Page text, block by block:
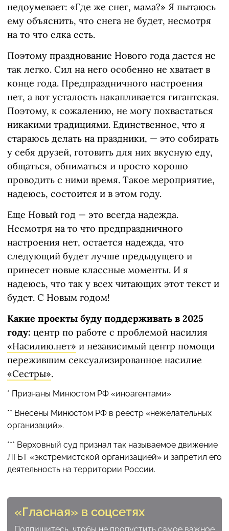
недоумевает: «Где же снег, мама?» Я пытаюсь
ему объяснить, что снега не будет, несмотря
на то что елка есть.
Поэтому празднование Нового года дается не
так легко. Сил на него особенно не хватает в
конце года. Предпраздничного настроения
нет, а вот усталость накапливается гигантская.
Поэтому, к сожалению, не могу похвастаться
никакими традициями. Единственное, что я
стараюсь делать на праздники, — это собирать
у себя друзей, готовить для них вкусную еду,
общаться, обниматься и просто хорошо
проводить с ними время. Такое мероприятие,
надеюсь, состоится и в этом году.
Еще Новый год — это всегда надежда.
Несмотря на то что предпраздничного
настроения нет, остается надежда, что
следующий будет лучше предыдущего и
принесет новые классные моменты. И я
надеюсь, что так у всех читающих этот текст и
будет. С Новым годом!
Какие проекты буду поддерживать в 2025
году: центр по работе с проблемой насилия
«Насилию.нет» и независимый центр помощи
пережившим сексуализированное насилие
«Сестры».
* Признаны Минюстом РФ «иноагентами».
** Внесены Минюстом РФ в реестр «нежелательных
организаций».
*** Верховный суд признал так называемое движение
ЛГБТ «экстремистской организацией» и запретил его
деятельность на территории России.
«Гласная» в соцсетях